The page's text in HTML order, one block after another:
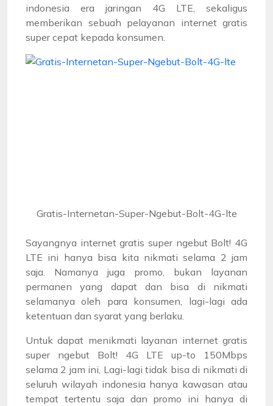
indonesia era jaringan 4G LTE, sekaligus
memberikan sebuah pelayanan internet gratis
super cepat kepada konsumen.
Gratis-Internetan-Super-Ngebut-Bolt-4G-lte
Sayangnya internet gratis super ngebut Bolt! 4G
LTE ini hanya bisa kita nikmati selama 2 jam
saja. Namanya juga promo, bukan layanan
permanen yang dapat dan bisa di nikmati
selamanya oleh para konsumen, lagi-lagi ada
ketentuan dan syarat yang berlaku.
Untuk dapat menikmati layanan internet gratis
super ngebut Bolt! 4G LTE up-to 150Mbps
selama 2 jam ini, Lagi-lagi tidak bisa di nikmati di
seluruh wilayah indonesia hanya kawasan atau
tempat tertentu saja dan promo ini hanya di